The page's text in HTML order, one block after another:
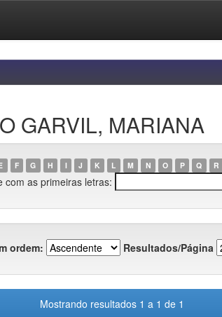
GARVIL, MARIANA
F G H I J K L M N O P Q R
com as primeiras letras:
ordem: Resultados/Página
Mostrando resultados 1 a 1 de 1